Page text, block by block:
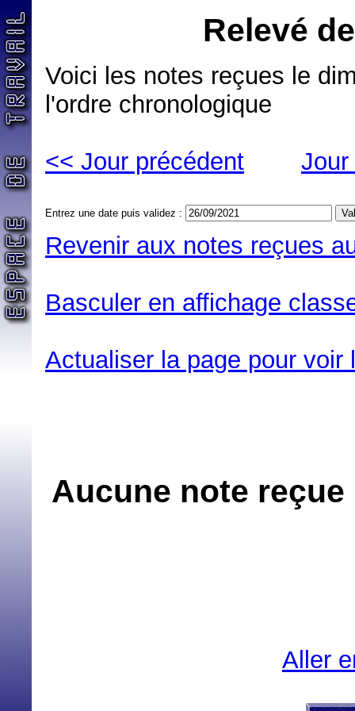
Relevé
Voici les notes reçues le
l'ordre chronologique
<< Jour précédent
Entrez une date puis validez :
Revenir aux notes reçues
Basculer en affichage
Actualiser la page pour
Aucune note
Aller